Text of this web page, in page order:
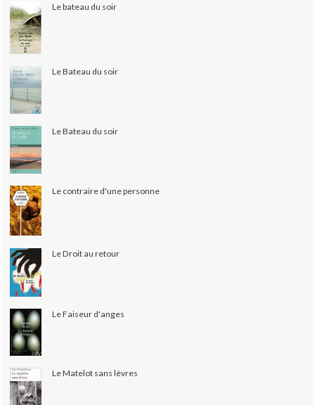
Le bateau du soir
Le Bateau du soir
Le Bateau du soir
Le contraire d'une personne
Le Droit au retour
Le Faiseur d'anges
Le Matelot sans lèvres